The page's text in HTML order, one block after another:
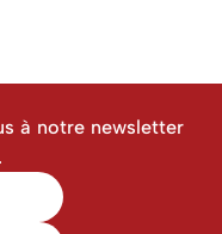
à notre newsletter